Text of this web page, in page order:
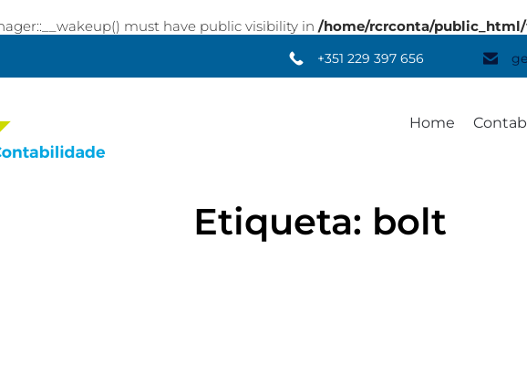
must have public visibility in /home/rcrconta/
+351 229 397 656
Home
Etiqueta: bolt